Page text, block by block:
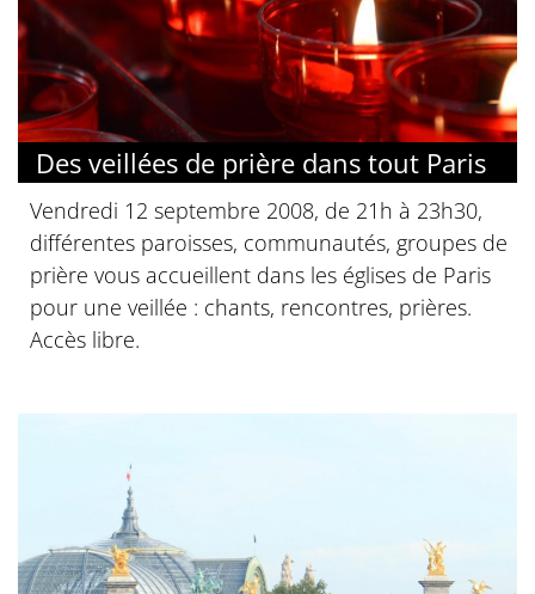
Des veillées de prière dans tout Paris
Vendredi 12 septembre 2008, de 21h à 23h30,
différentes paroisses, communautés, groupes de
prière vous accueillent dans les églises de Paris
pour une veillée : chants, rencontres, prières.
Accès libre.